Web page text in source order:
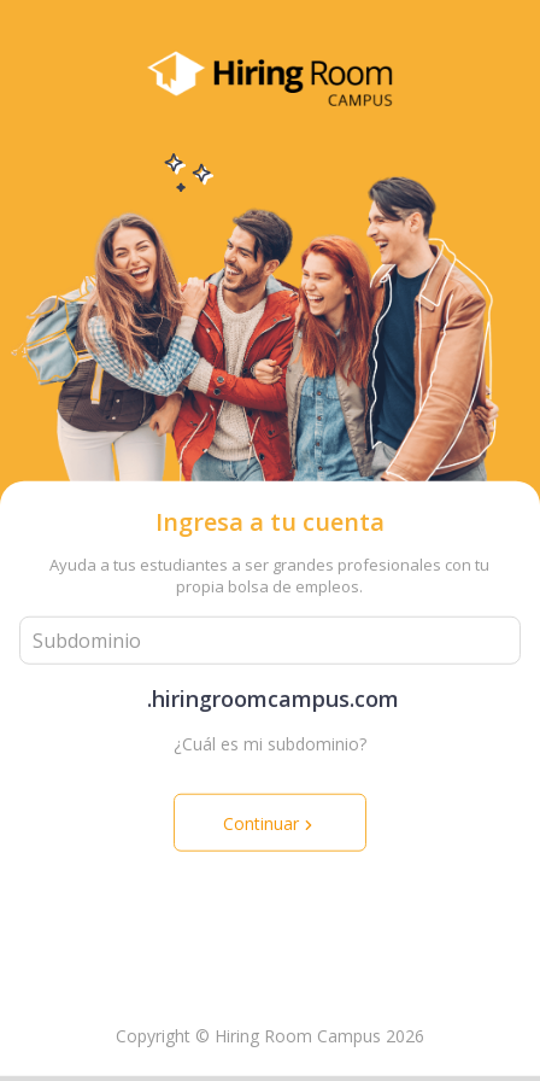
Ingresa a tu cuenta
Ayuda a tus estudiantes a ser grandes profesionales con tu
propia bolsa de empleos.
.hiringroomcampus.com
¿Cuál es mi subdominio?
Continuar
Copyright © Hiring Room Campus 2026